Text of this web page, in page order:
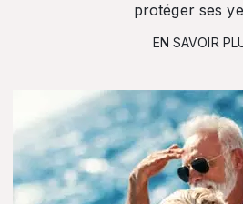
protéger ses
EN SAVOIR